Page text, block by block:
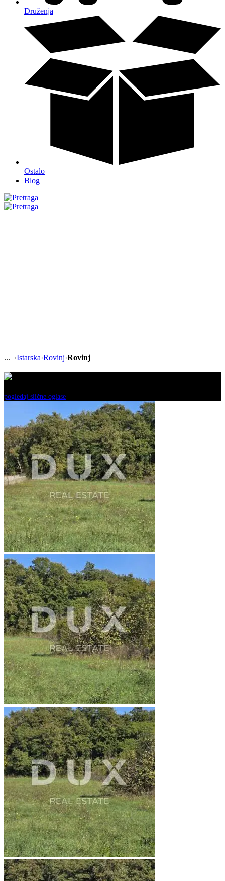
Druženja
Ostalo
Blog
›Istarska›Rovinj›Rovinj
pogledaj slične oglase